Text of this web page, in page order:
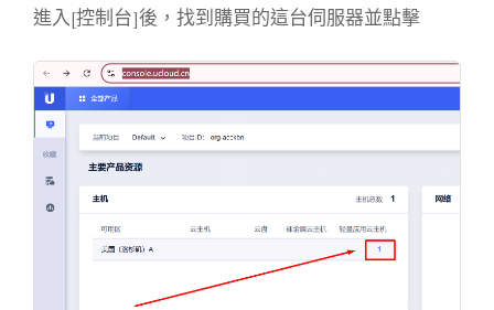
進入[控制台]後，找到購買的這台伺服器並點擊